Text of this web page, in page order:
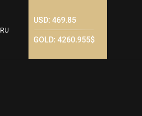
RU
USD: 469.85
GOLD: 4260.955$